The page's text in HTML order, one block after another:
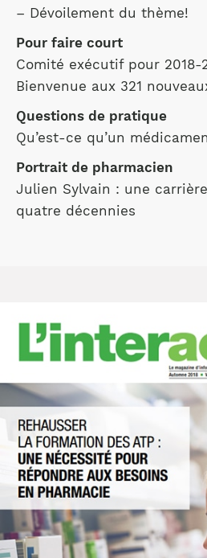
– Dévoilement du thème!
Pour faire court
Comité exécutif pour 2018-
Bienvenue aux 321
Questions de pratique
Qu’est-ce qu’un
Portrait de pharmacien
Julien Sylvain : une
quatre décennies